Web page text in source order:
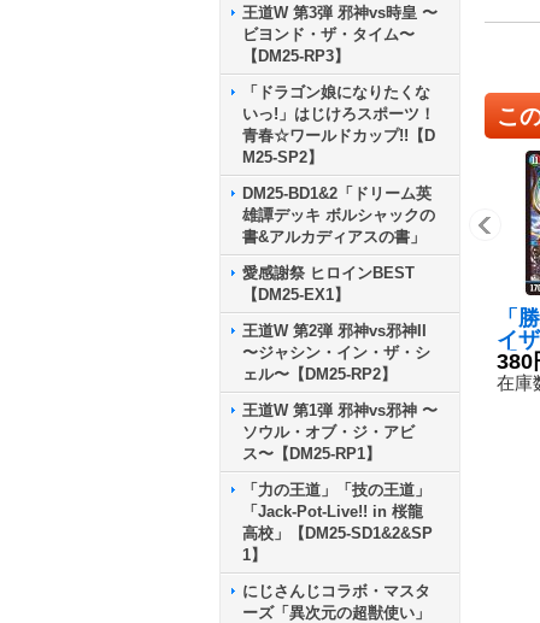
王道W 第3弾 邪神vs時皇 〜
ビヨンド・ザ・タイム〜
【DM25-RP3】
「ドラゴン娘になりたくな
いっ!」はじけろスポーツ！
青春☆ワールドカップ!!【D
M25-SP2】
DM25-BD1&2「ドリーム英
雄譚デッキ ボルシャックの
書&アルカディアスの書」
愛感謝祭 ヒロインBEST
【DM25-EX1】
王道W 第2弾 邪神vs邪神II
〜ジャシン・イン・ザ・シ
ェル〜【DM25-RP2】
王道W 第1弾 邪神vs邪神 〜
ソウル・オブ・ジ・アビ
ス〜【DM25-RP1】
「力の王道」「技の王道」
「Jack-Pot-Live!! in 桜龍
高校」【DM25-SD1&2&SP
1】
にじさんじコラボ・マスタ
ーズ「異次元の超獣使い」
こ
「
イ
【
7/
380
在庫